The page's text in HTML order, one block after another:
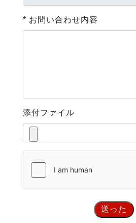
* お問い合わせ内容
添付ファイル
送った